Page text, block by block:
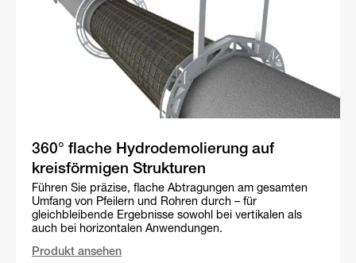
360° flache Hydrodemolierung auf
kreisförmigen Strukturen
Führen Sie präzise, flache Abtragungen am gesamten
Umfang von Pfeilern und Rohren durch – für
gleichbleibende Ergebnisse sowohl bei vertikalen als
auch bei horizontalen Anwendungen.
Produkt ansehen